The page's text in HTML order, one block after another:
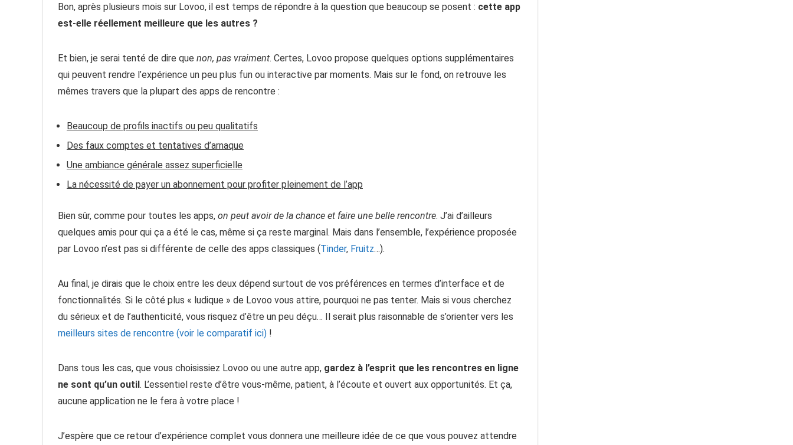
Bon, après plusieurs mois sur Lovoo, il est temps de répondre à la question que beaucoup se posent : cette app
est-elle réellement meilleure que les autres ?
Et bien, je serai tenté de dire que non, pas vraiment. Certes, Lovoo propose quelques options supplémentaires
qui peuvent rendre l’expérience un peu plus fun ou interactive par moments. Mais sur le fond, on retrouve les
mêmes travers que la plupart des apps de rencontre :
Beaucoup de profils inactifs ou peu qualitatifs
Des faux comptes et tentatives d’arnaque
Une ambiance générale assez superficielle
La nécessité de payer un abonnement pour profiter pleinement de l’app
Bien sûr, comme pour toutes les apps, on peut avoir de la chance et faire une belle rencontre. J’ai d’ailleurs
quelques amis pour qui ça a été le cas, même si ça reste marginal. Mais dans l’ensemble, l’expérience proposée
par Lovoo n’est pas si différente de celle des apps classiques (Tinder, Fruitz…).
Au final, je dirais que le choix entre les deux dépend surtout de vos préférences en termes d’interface et de
fonctionnalités. Si le côté plus « ludique » de Lovoo vous attire, pourquoi ne pas tenter. Mais si vous cherchez
du sérieux et de l’authenticité, vous risquez d’être un peu déçu… Il serait plus raisonnable de s’orienter vers les
meilleurs sites de rencontre (voir le comparatif ici) !
Dans tous les cas, que vous choisissiez Lovoo ou une autre app, gardez à l’esprit que les rencontres en ligne
ne sont qu’un outil. L’essentiel reste d’être vous-même, patient, à l’écoute et ouvert aux opportunités. Et ça,
aucune application ne le fera à votre place !
J’espère que ce retour d’expérience complet vous donnera une meilleure idée de ce que vous pouvez attendre